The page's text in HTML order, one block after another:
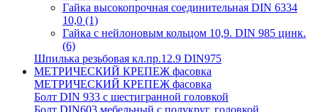
Гайка высокопрочная соединительная DIN 6334
10,0 (1)
Гайка с нейлоновым кольцом 10,9. DIN 985 цинк.
(6)
Шпилька резьбовая кл.пр.12.9 DIN975
МЕТРИЧЕСКИЙ КРЕПЕЖ фасовка
МЕТРИЧЕСКИЙ КРЕПЕЖ фасовка
Болт DIN 933 с шестигранной головкой
Болт DIN603 мебельный с полукруг. головкой